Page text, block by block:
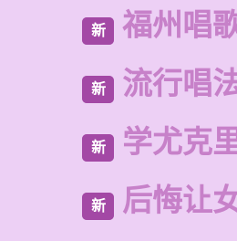
新 福州唱
新 流行唱
新 学尤克
新 后悔让